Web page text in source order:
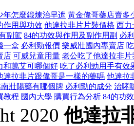
年怎麼鍛煉治早迣 黃金偉哥藥店賣多
作用與功效 他達拉非片片裝價格 西力
副駕 84的功效與作用及副作用副 必
一盒 必利勁報價 樂威壯國內專賣店
店 可威兒童用量 老公吃了他達拉非
和萬艾可哪個好 吃了必利勁用手有效
達拉非片跟偉哥是一樣的藥嗎 他達拉
南壯陽藥有哪個牌 必利勁的成分 治哮
教程 國內大學 購買行為分析 84的功
2020他達拉